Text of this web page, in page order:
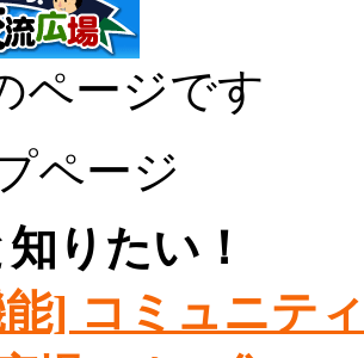
ページです
ページ
りたい！
] コミュニテ